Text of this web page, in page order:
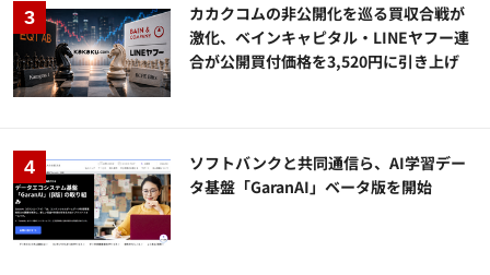
カカクコムの非公開化を巡る買収合戦が
激化、ベインキャピタル・LINEヤフー連
合が公開買付価格を3,520円に引き上げ
ソフトバンクと共同通信ら、AI学習デー
タ基盤「GaranAI」ベータ版を開始